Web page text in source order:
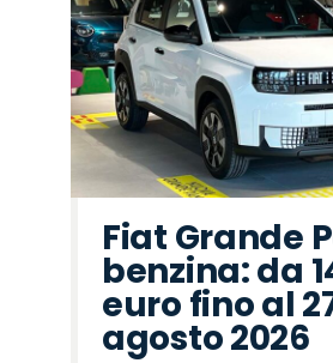
Fiat Grande
benzina: da
euro fino al
agosto 2026